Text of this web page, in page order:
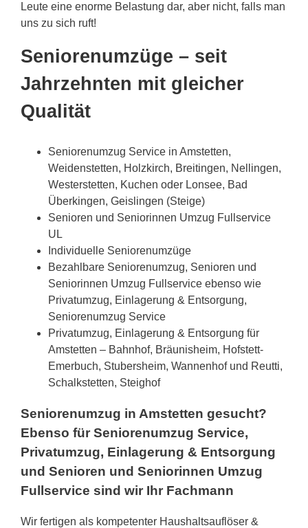
Leute eine enorme Belastung dar, aber nicht, falls man
uns zu sich ruft!
Seniorenumzüge – seit
Jahrzehnten mit gleicher
Qualität
Seniorenumzug Service in Amstetten,
Weidenstetten, Holzkirch, Breitingen, Nellingen,
Westerstetten, Kuchen oder Lonsee, Bad
Überkingen, Geislingen (Steige)
Senioren und Seniorinnen Umzug Fullservice
UL
Individuelle Seniorenumzüge
Bezahlbare Seniorenumzug, Senioren und
Seniorinnen Umzug Fullservice ebenso wie
Privatumzug, Einlagerung & Entsorgung,
Seniorenumzug Service
Privatumzug, Einlagerung & Entsorgung für
Amstetten – Bahnhof, Bräunisheim, Hofstett-
Emerbuch, Stubersheim, Wannenhof und Reutti,
Schalkstetten, Steighof
Seniorenumzug in Amstetten gesucht?
Ebenso für Seniorenumzug Service,
Privatumzug, Einlagerung & Entsorgung
und Senioren und Seniorinnen Umzug
Fullservice sind wir Ihr Fachmann
Wir fertigen als kompetenter Haushaltsauflöser &